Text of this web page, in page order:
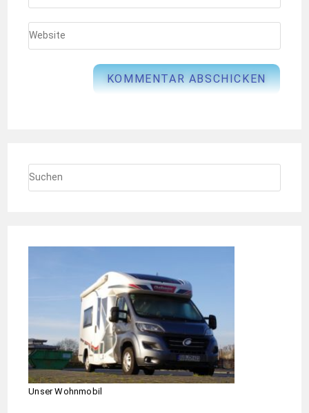
Unser Wohnmobil